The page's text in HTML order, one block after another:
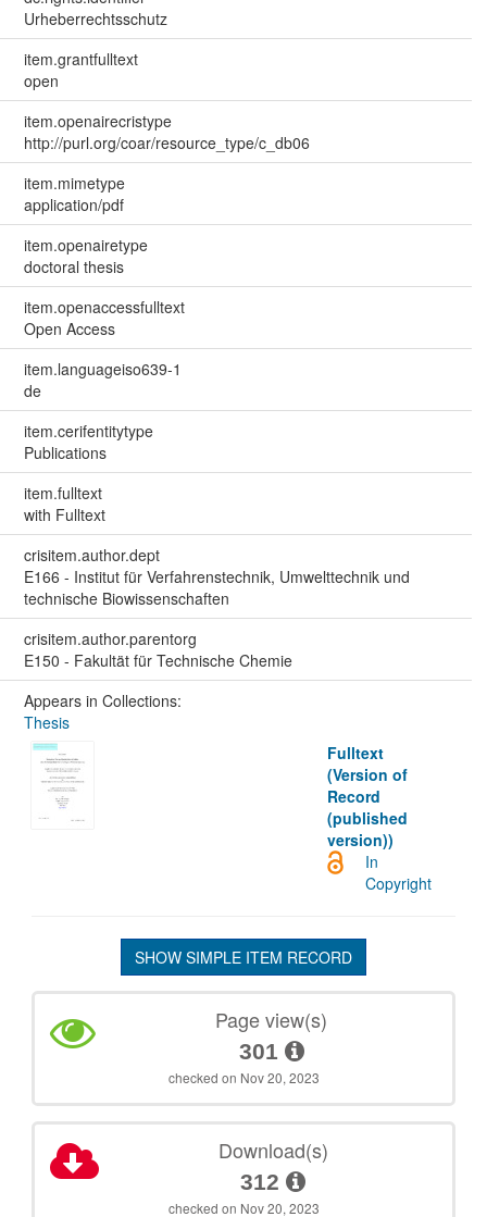
Urheberrechtsschutz
item.grantfulltext
open
item.openairecristype
http://purl.org/coar/resource_type/c_db06
item.mimetype
application/pdf
item.openairetype
doctoral thesis
item.openaccessfulltext
Open Access
item.languageiso639-1
de
item.cerifentitytype
Publications
item.fulltext
with Fulltext
crisitem.author.dept
E166 - Institut für Verfahrenstechnik, Umwelttechnik und
technische Biowissenschaften
crisitem.author.parentorg
E150 - Fakultät für Technische Chemie
Appears in Collections:
Thesis
Fulltext
(Version of
Record
(published
version))
In
Copyright
SHOW SIMPLE ITEM RECORD
Page view(s)
301
checked on Nov 20, 2023
Download(s)
312
checked on Nov 20, 2023